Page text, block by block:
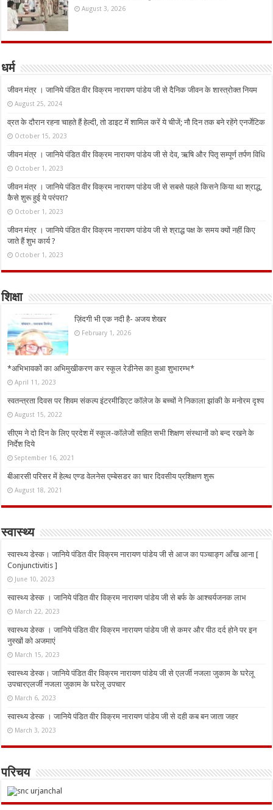
August 3, 2026
धर्म
जीवन मंत्र । जानिये पंडित वीर विक्रम नारायण पांडेय जी से दैनिक जीवन के शास्त्रोक्त नियम
August 25, 2024
व्रत के दौरान रहना चाहते हैं हेल्दी, तो डाइट में शामिल करें ये चीजें; नौ दिन तक बने रहेंगे एनर्जेटिक
October 15, 2023
जीवन मंत्र । जानिये पंडित वीर विक्रम नारायण पांडेय जी से देव, ऋषि और पितृ सम्पूर्ण तर्पण विधि
October 1, 2023
जीवन मंत्र । जानिये पंडित वीर विक्रम नारायण पांडेय जी से सबसे पहले किसने किया था श्राद्ध,
कैसे शुरू हुई ये परंपरा?
October 1, 2023
जीवन मंत्र । जानिये पंडित वीर विक्रम नारायण पांडेय जी से श्राद्ध पक्ष के समय क्यों नहीं किए
जाते हैं शुभ कार्य ?
October 1, 2023
शिक्षा
ज़िंदगी भी एक नदी है- अजय शेखर
February 1, 2026
*अभिभावकों का अभिमुखीकरण कर स्कूल रेडीनेस का हुआ शुभारम्भ*
April 11, 2023
स्वतन्त्रता दिवस पर शिवम संकल्प इंटरमीडिएट कॉलेज के बच्चों ने निकाला झांकी के मनोरम दृश्य
August 15, 2022
सीएम ने दो दिन के लिए प्रदेश में स्कूल-कॉलेजों सहित सभी शिक्षण संस्थानों को बन्द रखने के
निर्देश दिये
September 16, 2021
बीआरसी परिसर में हेल्थ एण्ड वेलनेस एम्बेसडर का चार दिवसीय प्रशिक्षण शुरू
August 18, 2021
स्वास्थ्य
स्वास्थ्य डेस्क। जानिये पंडित वीर विक्रम नारायण पांडेय जी से आज का पञ्चाङ्ग आँख आना [
Conjunctivitis ]
June 10, 2023
स्वास्थ्य डेस्क । जानिये पंडित वीर विक्रम नारायण पांडेय जी से बर्फ के आश्चर्यजनक लाभ
March 22, 2023
स्वास्थ्य डेस्क । जानिये पंडित वीर विक्रम नारायण पांडेय जी से कमर और पीठ दर्द होने पर इन
नुस्‍खों को अजमाएं
March 15, 2023
स्वास्थ्य डेस्क। जानिये पंडित वीर विक्रम नारायण पांडेय जी से एलर्जी नजला जुकाम के घरेलू
उपचारएलर्जी नजला जुकाम के घरेलू उपचार
March 6, 2023
स्वास्थ्य डेस्क । जानिये पंडित वीर विक्रम नारायण पांडेय जी से दही कब बन जाता जहर
March 3, 2023
परिचय